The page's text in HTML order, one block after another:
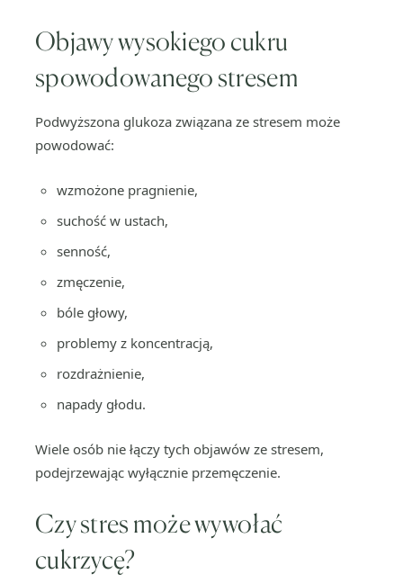
Objawy wysokiego cukru
spowodowanego stresem
Podwyższona glukoza związana ze stresem może
powodować:
wzmożone pragnienie,
suchość w ustach,
senność,
zmęczenie,
bóle głowy,
problemy z koncentracją,
rozdrażnienie,
napady głodu.
Wiele osób nie łączy tych objawów ze stresem,
podejrzewając wyłącznie przemęczenie.
Czy stres może wywołać
cukrzycę?